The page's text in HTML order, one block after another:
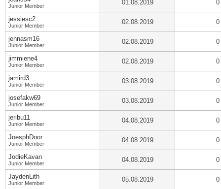
Junior Member 01.08.2019 0
jessiesc2
Junior Member 02.08.2019 0
jennasm16
Junior Member 02.08.2019 0
jimmiene4
Junior Member 02.08.2019 0
jamird3
Junior Member 03.08.2019 0
josefakw69
Junior Member 03.08.2019 0
jeribu11
Junior Member 04.08.2019 0
JoesphDoor
Junior Member 04.08.2019 0
JodieKavan
Junior Member 04.08.2019 0
JaydenLith
Junior Member 05.08.2019 0